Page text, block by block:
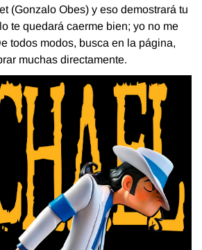
(Gonzalo Obes) y eso demostrará tu
te quedará caerme bien; yo no me
todos modos, busca en la página,
muchas directamente.